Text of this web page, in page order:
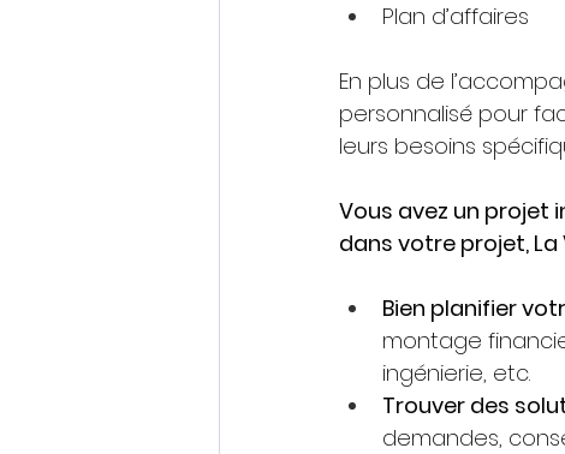
Plan d’affaires
En plus de
personnalisé pour
leurs besoins
Vous avez un projet
dans votre projet,
Bien planifier
montage
ingénierie, etc.
Trouver des
demandes,